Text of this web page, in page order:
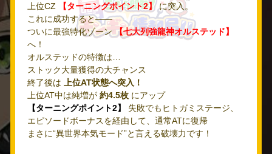
上位CZ
【ターニングポイント2】 に突入。
これに成功すると――
ついに最強特化ゾーン 【七大列強龍神オルステッド】
へ！
オルステッドの特徴は…
ストック大量獲得の大チャンス
終了後は
上位AT状態へ突入！
上位AT中は純増が 約4.5枚にアップ
【ターニングポイント2】
失敗でもヒトガミステージ、
エピソードボーナスを経由して、通常ATに復帰
まさに“異世界本気モード”と言える破壊力です！